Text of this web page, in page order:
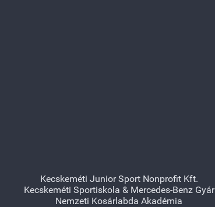
Kecskeméti Junior Sport Nonprofit Kft.
Kecskeméti Sportiskola & Mercedes-Benz Gyár
Nemzeti Kosárlabda Akadémia